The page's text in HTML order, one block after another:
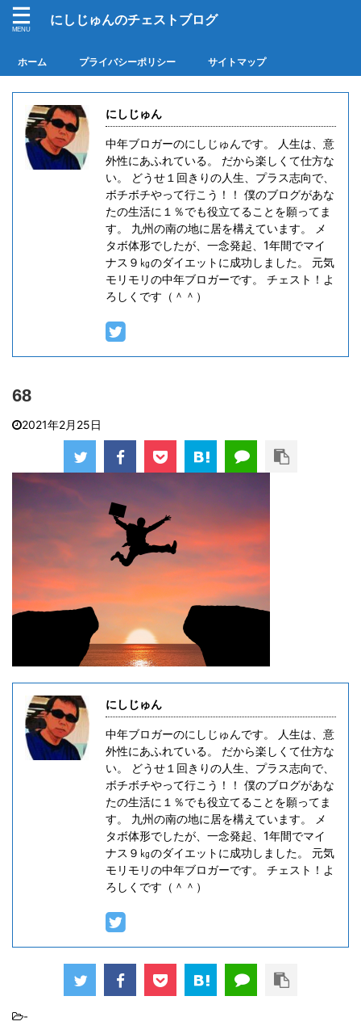
にしじゅんのチェストブログ
ホーム プライバシーポリシー サイトマップ
にしじゅん
中年ブロガーのにしじゅんです。 人生は、意
外性にあふれている。 だから楽しくて仕方な
い。 どうせ１回きりの人生、プラス志向で、
ボチボチやって行こう！！ 僕のブログがあな
たの生活に１％でも役立てることを願ってま
す。 九州の南の地に居を構えています。 メ
タボ体形でしたが、一念発起、1年間でマイ
ナス９㎏のダイエットに成功しました。 元気
モリモリの中年ブロガーです。 チェスト！よ
ろしくです（＾＾）
68
2021年2月25日
にしじゅん
中年ブロガーのにしじゅんです。 人生は、意
外性にあふれている。 だから楽しくて仕方な
い。 どうせ１回きりの人生、プラス志向で、
ボチボチやって行こう！！ 僕のブログがあな
たの生活に１％でも役立てることを願ってま
す。 九州の南の地に居を構えています。 メ
タボ体形でしたが、一念発起、1年間でマイ
ナス９㎏のダイエットに成功しました。 元気
モリモリの中年ブロガーです。 チェスト！よ
ろしくです（＾＾）
-